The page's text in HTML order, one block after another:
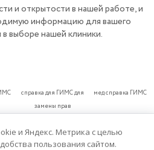
и открытости в нашей работе, и
информацию для вашего
выборе нашей клиники.
справка для ГИМС для
замены прав
мед справка ГИМС
и Яндекс. Метрика с целью
пользования сайтом.